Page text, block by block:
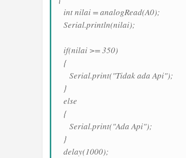
int nilai = analogRead(A0);
Serial.println(nilai);
if(nilai >= 350)
{
Serial.print("Tidak ada Api");
}
else
{
Serial.print("Ada Api");
}
delay(1000);